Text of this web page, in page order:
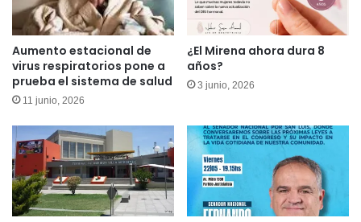
Aumento estacional de
virus respiratorios pone a
prueba el sistema de salud
11 junio, 2026
¿El Mirena ahora dura 8
años?
3 junio, 2026